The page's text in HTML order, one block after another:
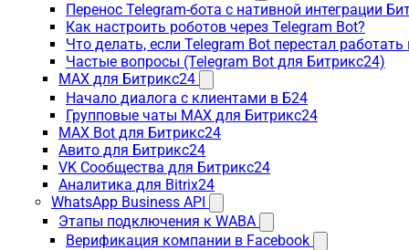
Перенос Telegram-бота с нативной интеграции
Как настроить роботов через Telegram Bot?
Что делать, если Telegram Bot перестал
Частые вопросы (Telegram Bot для Битрикс24)
MAX для Битрикс24
Начало диалога с клиентами в Б24
Групповые чаты MAX для Битрикс24
MAX Bot для Битрикс24
Авито для Битрикс24
VK Сообщества для Битрикс24
Аналитика для Bitrix24
WhatsApp Business API
Этапы подключения к WABA
Верификация компании в Facebook